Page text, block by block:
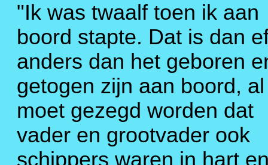
"Ik was twaalf toen ik aan
boord stapte. Dat is dan
anders dan het geboren
getogen zijn aan boord, al
moet gezegd worden dat
vader en grootvader ook
schippers waren in hart